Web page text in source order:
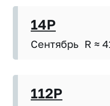
14P
Сентябрь R ≈
112P